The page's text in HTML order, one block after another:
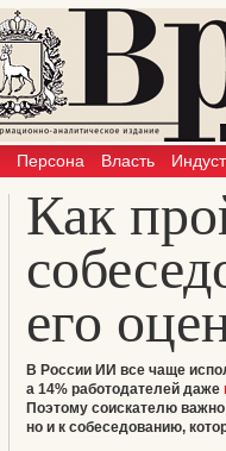
Персона Власть
Как
его
В России ИИ все чаще
а 14% работодателей даже
Поэтому соискателю важно
но и к собеседованию,